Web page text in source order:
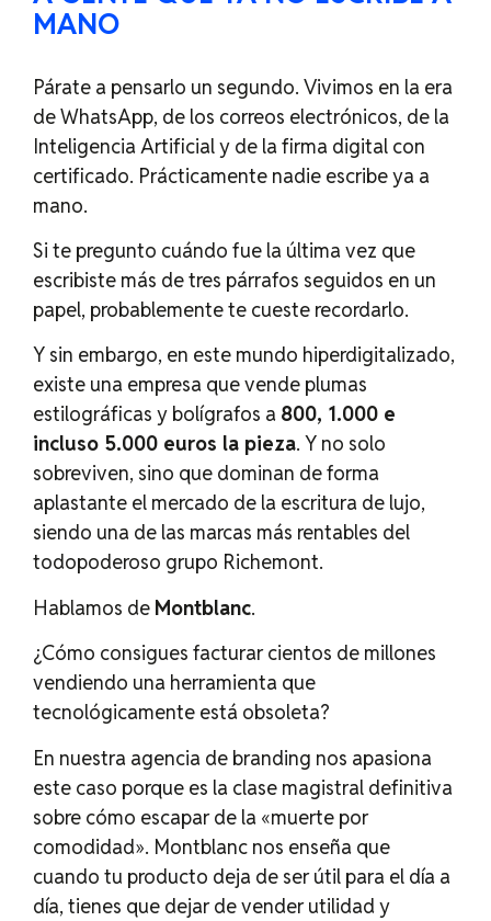
MANO
Párate a pensarlo un segundo. Vivimos en la era
de WhatsApp, de los correos electrónicos, de la
Inteligencia Artificial y de la firma digital con
certificado. Prácticamente nadie escribe ya a
mano.
Si te pregunto cuándo fue la última vez que
escribiste más de tres párrafos seguidos en un
papel, probablemente te cueste recordarlo.
Y sin embargo, en este mundo hiperdigitalizado,
existe una empresa que vende plumas
estilográficas y bolígrafos a 800, 1.000 e
incluso 5.000 euros la pieza. Y no solo
sobreviven, sino que dominan de forma
aplastante el mercado de la escritura de lujo,
siendo una de las marcas más rentables del
todopoderoso grupo Richemont.
Hablamos de Montblanc.
¿Cómo consigues facturar cientos de millones
vendiendo una herramienta que
tecnológicamente está obsoleta?
En nuestra agencia de branding nos apasiona
este caso porque es la clase magistral definitiva
sobre cómo escapar de la «muerte por
comodidad». Montblanc nos enseña que
cuando tu producto deja de ser útil para el día a
día, tienes que dejar de vender utilidad y